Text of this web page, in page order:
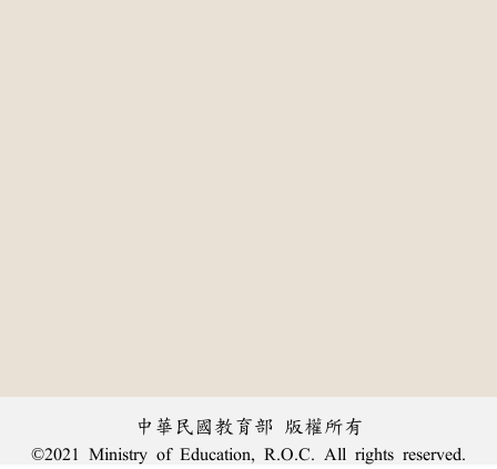
中華民國教育部 版權所有
©2021 Ministry of Education, R.O.C. All rights reserved.